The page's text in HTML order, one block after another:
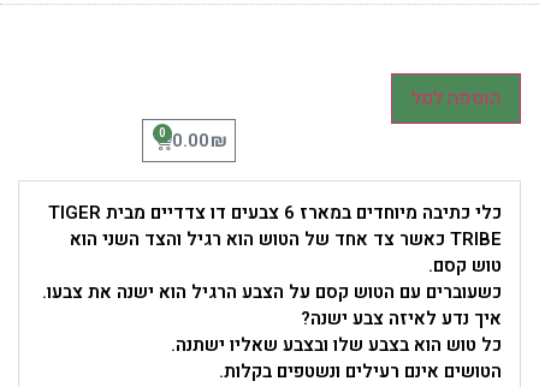
הוספה לסל
0.00₪
0
כלי כתיבה מיוחדים במארז 6 צבעים דו צדדיים מבית TIGER
TRIBE כאשר צד אחד של הטוש הוא רגיל והצד השני הוא
טוש קסם.
כשעוברים עם הטוש קסם על הצבע הרגיל הוא ישנה את צבעו.
איך נדע לאיזה צבע ישנה?
כל טוש הוא בצבע שלו ובצבע שאליו ישתנה.
הטושים אינם רעילים ונשטפים בקלות.